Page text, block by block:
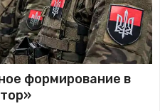
формирование в